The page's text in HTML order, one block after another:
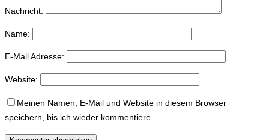
Nachricht:
Name:
E-Mail Adresse:
Website:
Meinen Namen, E-Mail und Website in diesem Browser
speichern, bis ich wieder kommentiere.